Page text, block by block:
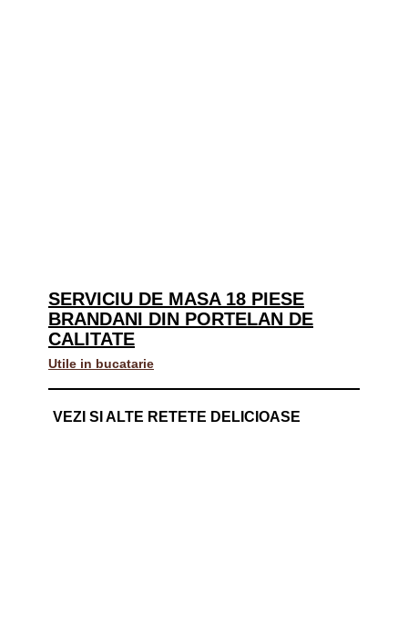
SERVICIU DE MASA 18 PIESE
BRANDANI DIN PORTELAN DE
CALITATE
Utile in bucatarie
VEZI SI ALTE RETETE DELICIOASE